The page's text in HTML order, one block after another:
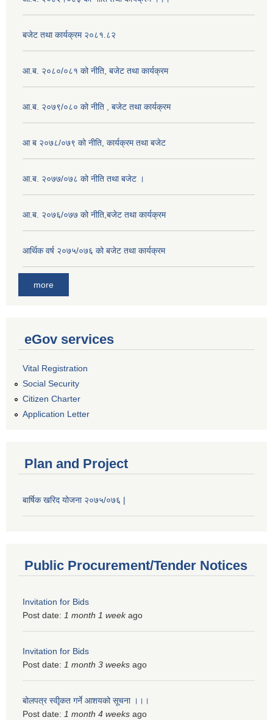
बजेट तथा कार्यक्रम २०८१.८२
आ.ब. २०८०/०८१ को नीति, बजेट तथा कार्यक्रम
आ.ब. २०७९/०८० को नीति , बजेट तथा कार्यक्रम
आ ब २०७८/०७९ को नीति, कार्यक्रम तथा बजेट
आ.ब. २०७७/०७८ को नीति तथा बजेट ।
आ.ब. २०७६/०७७ को नीति,बजेट तथा कार्यक्रम
आर्थिक वर्ष २०७५/०७६ को बजेट तथा कार्यक्रम
more
eGov services
Vital Registration
Social Security
Citizen Charter
Application Letter
Plan and Project
बार्षिक खरिद योजना २०७५/०७६ |
Public Procurement/Tender Notices
Invitation for Bids
Post date: 1 month 1 weekago
Invitation for Bids
Post date: 1 month 3 weeks ago
बोलपत्र स्वीृकत गर्ने आशयको सूचना ।।।
Post date: 1 month 4 weeks ago